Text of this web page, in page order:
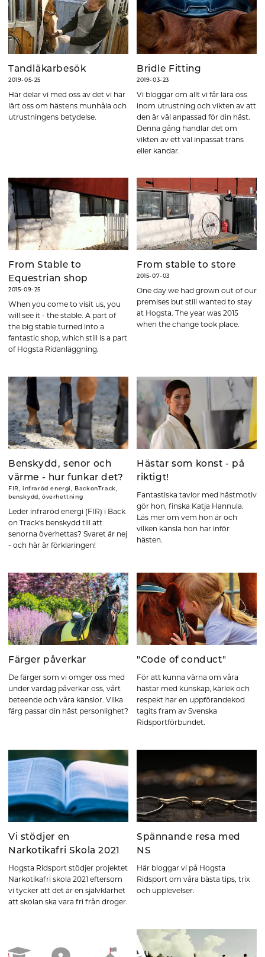
Tandläkarbesök
2019-05-25
Här delar vi med oss av det vi har
lärt oss om hästens munhåla och
utrustningens betydelse.
Bridle Fitting
2019-03-23
Vi bloggar om allt vi får lära oss
inom utrustning och vikten av att
den är väl anpassad för din häst.
Denna gång handlar det om
vikten av ett väl inpassat träns
eller kandar.
From Stable to
Equestrian shop
2015-09-25
When you come to visit us, you
will see it - the stable. A part of
the big stable turned into a
fantastic shop, which still is a part
of Hogsta Ridanläggning.
From stable to store
2015-07-03
One day we had grown out of our
premises but still wanted to stay
at Hogsta. The year was 2015
when the change took place.
Benskydd, senor och
värme - hur funkar det?
FIR, infraröd energi, BackonTrack,
benskydd, överhettning
Leder infraröd energi (FIR) i Back
on Track's benskydd till att
senorna överhettas? Svaret är nej
- och här är förklaringen!
Hästar som konst - på
riktigt!
Fantastiska tavlor med hästmotiv
gör hon, finska Katja Hannula.
Läs mer om vem hon är och
vilken känsla hon har inför
hästen.
Färger påverkar
De färger som vi omger oss med
under vardag påverkar oss, vårt
beteende och våra känslor. Vilka
färg passar din häst personlighet?
"Code of conduct"
För att kunna värna om våra
hästar med kunskap, kärlek och
respekt har en uppförandekod
tagits fram av Svenska
Ridsportförbundet.
Vi stödjer en
Narkotikafri Skola 2021
Hogsta Ridsport stödjer projektet
Narkotikafri skola 2021 eftersom
vi tycker att det är en självklarhet
att skolan ska vara fri från droger.
Spännande resa med
NS
Här bloggar vi på Hogsta
Ridsport om våra bästa tips, trix
och upplevelser.